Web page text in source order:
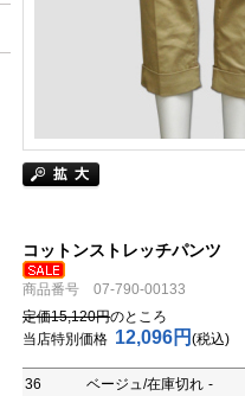
コットンストレッチパンツ
商品番号 07-790-00133
定価15,120円のところ
当店特別価格 12,096円 (税込)
36 ベージュ/在庫切れ -